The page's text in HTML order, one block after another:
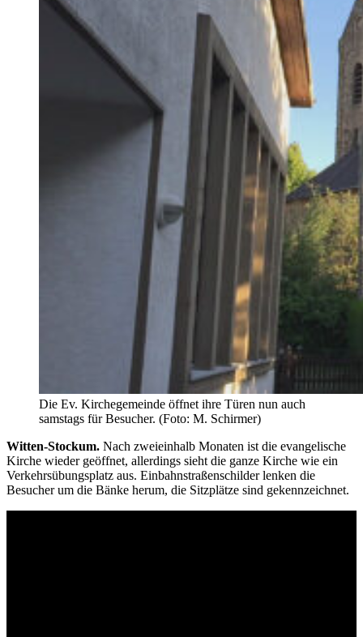
Die Ev. Kirchegemeinde öffnet ihre Türen nun auch
samstags für Besucher. (Foto: M. Schirmer)
Witten-Stockum. Nach zweieinhalb Monaten ist die evangelische
Kirche wieder geöffnet, allerdings sieht die ganze Kirche wie ein
Verkehrsübungsplatz aus. Einbahnstraßenschilder lenken die
Besucher um die Bänke herum, die Sitzplätze sind gekennzeichnet.